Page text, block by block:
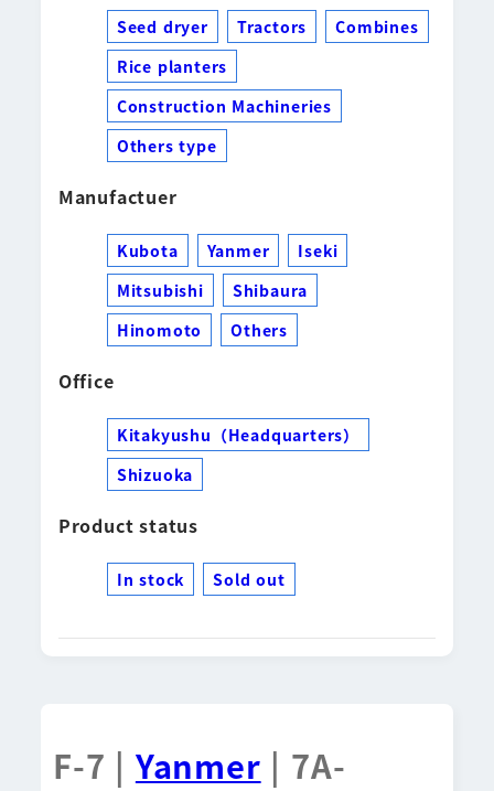
Seed dryer Tractors
Combines
Rice planters
Construction Machineries
Others type
Manufactuer
Kubota Yanmer
Iseki
Mitsubishi
Shibaura
Hinomoto
Others
Office
Kitakyushu（Headquarters）
Shizuoka
Product status
In stock Sold out
F-7 | Yanmer | 7A-